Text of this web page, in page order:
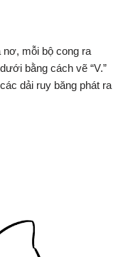
mỗi bộ cong ra
bằng cách vẽ “V.”
dải ruy băng phát ra